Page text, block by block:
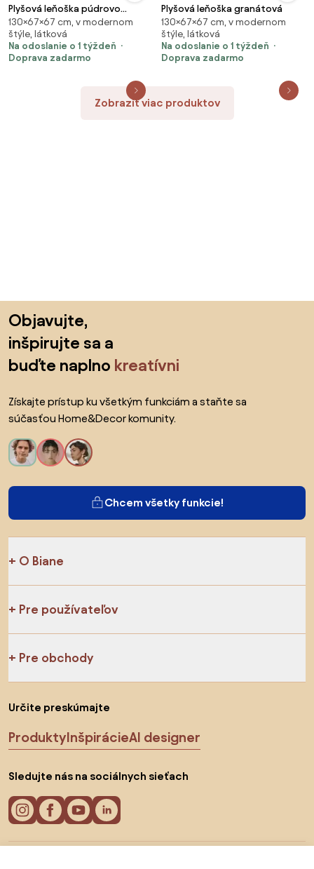
Plyšová leňoška púdrovo
rúžová
130×67×67 cm, v modernom
štýle, látková
Na odoslanie o 1 týždeň
Doprava zadarmo
Plyšová leňoška granátová
130×67×67 cm, v modernom
štýle, látková
Na odoslanie o 1 týždeň
Doprava zadarmo
Zobraziť viac produktov
Objavujte,
inšpirujte sa a
buďte naplno kreatívni
Získajte prístup ku všetkým funkciám a staňte sa
súčasťou Home&Decor komunity.
Chcem všetky funkcie!
O Biane
Pre používateľov
Pre obchody
Určite preskúmajte
ProduktyInšpirácieAI designer
Sledujte nás na sociálnych sieťach